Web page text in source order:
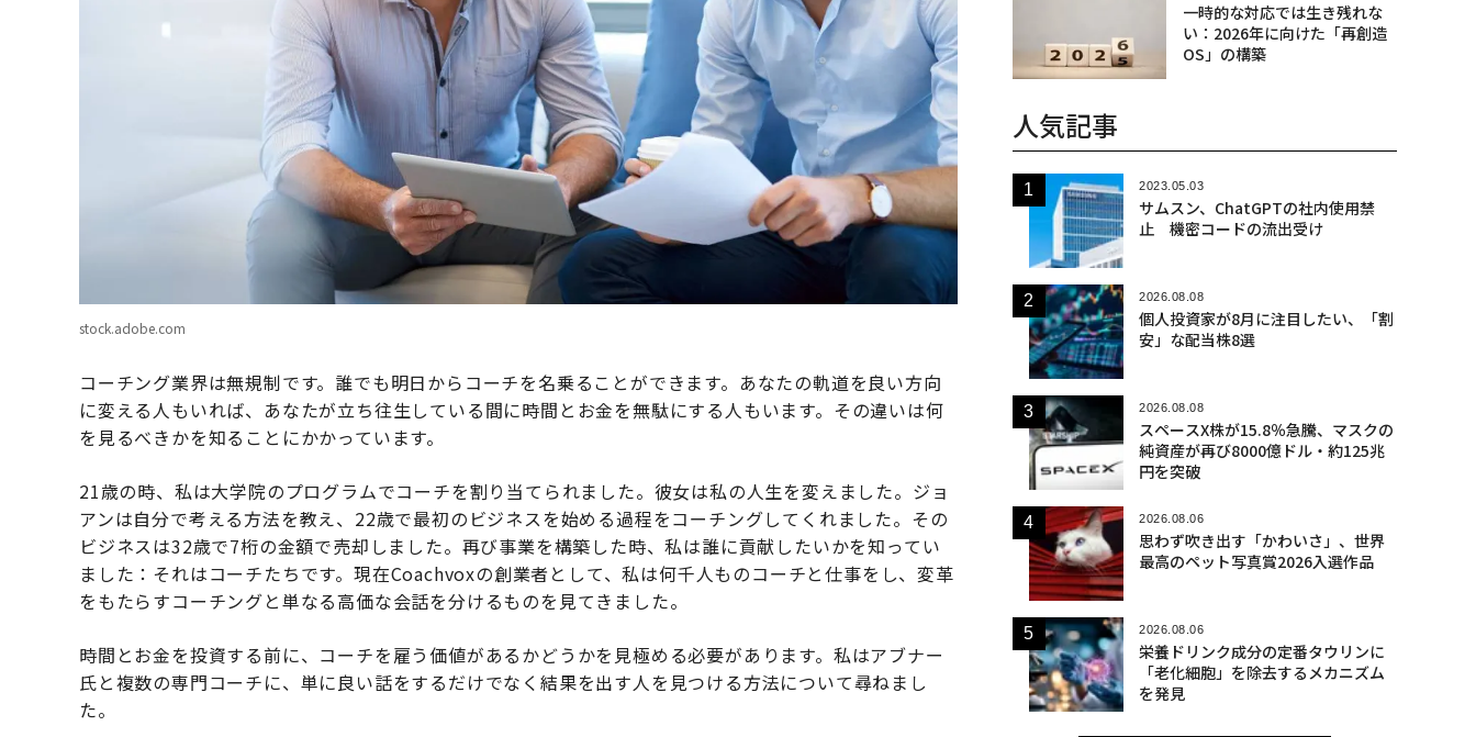
stock.adobe.com
コーチング業界は無規制です。誰でも明日からコーチを名乗ることができます。あなたの軌道を良い方向
に変える人もいれば、あなたが立ち往生している間に時間とお金を無駄にする人もいます。その違いは何
を見るべきかを知ることにかかっています。
21歳の時、私は大学院のプログラムでコーチを割り当てられました。彼女は私の人生を変えました。ジョ
アンは自分で考える方法を教え、22歳で最初のビジネスを始める過程をコーチングしてくれました。その
ビジネスは32歳で7桁の金額で売却しました。再び事業を構築した時、私は誰に貢献したいかを知ってい
ました：それはコーチたちです。現在Coachvoxの創業者として、私は何千人ものコーチと仕事をし、変革
をもたらすコーチングと単なる高価な会話を分けるものを見てきました。
時間とお金を投資する前に、コーチを雇う価値があるかどうかを見極める必要があります。私はアブナー
氏と複数の専門コーチに、単に良い話をするだけでなく結果を出す人を見つける方法について尋ねまし
た。
一時的な対応では生き残れな
い：2026年に向けた「再創造
OS」の構築
人気記事
2023.05.03
サムスン、ChatGPTの社内使用禁
止 機密コードの流出受け
2026.08.08
個人投資家が8月に注目したい、「割
安」な配当株8選
2026.08.08
スペースX株が15.8％急騰、マスクの
純資産が再び8000億ドル・約125兆
円を突破
2026.08.06
思わず吹き出す「かわいさ」、世界
最高のペット写真賞2026入選作品
2026.08.06
栄養ドリンク成分の定番タウリンに
「老化細胞」を除去するメカニズム
を発見